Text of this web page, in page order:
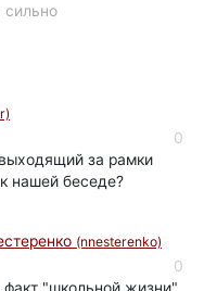
сильно
0
за рамки
нашей беседе?
(nnesterenko)
0